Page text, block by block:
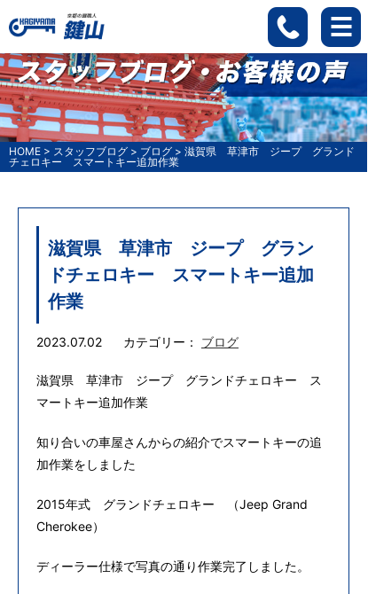
HOME > スタッフブログ > ブログ > 滋賀県 草津市 ジープ グランド
チェロキー スマートキー追加作業
滋賀県 草津市 ジープ グラン
ドチェロキー スマートキー追加
作業
2023.07.02 カテゴリー： ブログ
滋賀県 草津市 ジープ グランドチェロキー ス
マートキー追加作業
知り合いの車屋さんからの紹介でスマートキーの追
加作業をしました
2015年式 グランドチェロキー （Jeep Grand
Cherokee）
ディーラー仕様で写真の通り作業完了しました。